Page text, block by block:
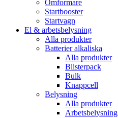
Omformare
Startbooster
Startvagn
El & arbetsbelysning
Alla produkter
Batterier alkaliska
Alla produkter
Blisterpack
Bulk
Knappcell
Belysning
Alla produkter
Arbetsbelysning